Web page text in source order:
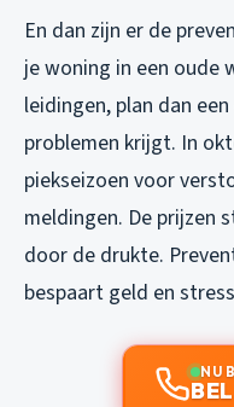
En dan zijn er de
je woning in een oude
leidingen, plan dan
problemen krijgt. In
piekseizoen voor
meldingen. De prijzen
door de drukte.
bespaart geld en
NU